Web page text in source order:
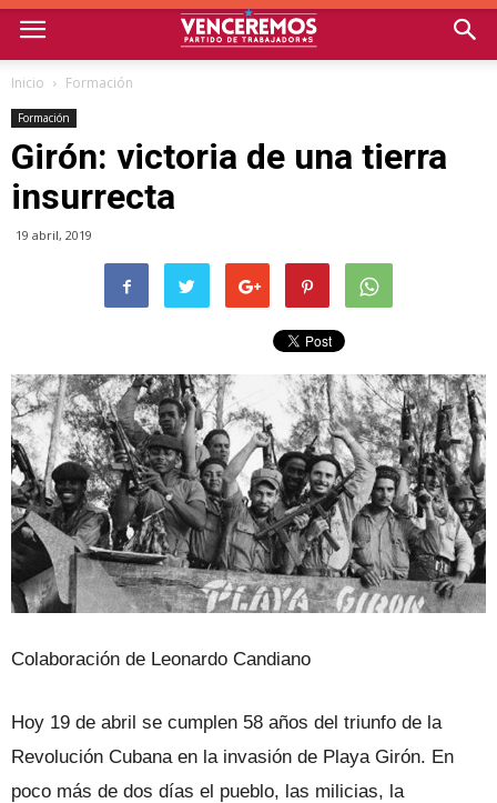
Inicio Formación
Formación
Girón: victoria de una tierra
insurrecta
19 abril, 2019
Colaboración de Leonardo Candiano
Hoy 19 de abril se cumplen 58 años del triunfo de la
Revolución Cubana en la invasión de Playa Girón. En
poco más de dos días el pueblo, las milicias, la